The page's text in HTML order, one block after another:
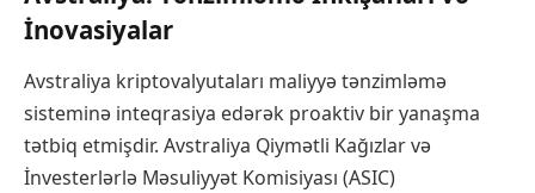
İnovasiyalar
Avstraliya kriptovalyutaları maliyyə tənzimləmə
sisteminə inteqrasiya edərək proaktiv bir yanaşma
tətbiq etmişdir. Avstraliya Qiymətli Kağızlar və
İnvesterlərlə Məsuliyyət Komisiyası (ASIC)